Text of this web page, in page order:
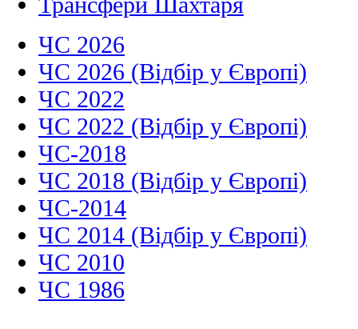
ЧС 2026
ЧС 2026 (Відбір у Європі)
ЧС 2022
ЧС 2022 (Відбір у Європі)
ЧС-2018
ЧС 2018 (Відбір у Європі)
ЧС-2014
ЧС 2014 (Відбір у Європі)
ЧС 2010
ЧС 1986